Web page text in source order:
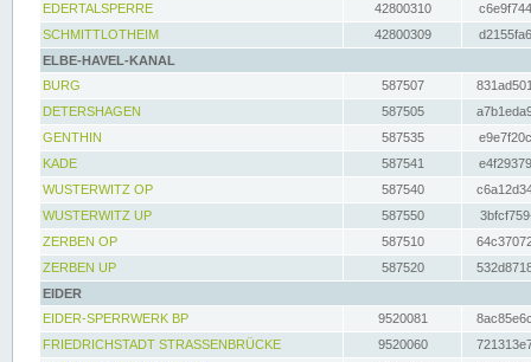
EDERTALSPERRE
42800310
SCHMITTLOTHEIM
42800309
ELBE-HAVEL-KANAL
BURG
587507
DETERSHAGEN
587505
GENTHIN
587535
KADE
587541
WUSTERWITZ OP
587540
WUSTERWITZ UP
587550
ZERBEN OP
587510
ZERBEN UP
587520
EIDER
EIDER-SPERRWERK BP
9520081
FRIEDRICHSTADT STRASSENBRÜCKE
9520060